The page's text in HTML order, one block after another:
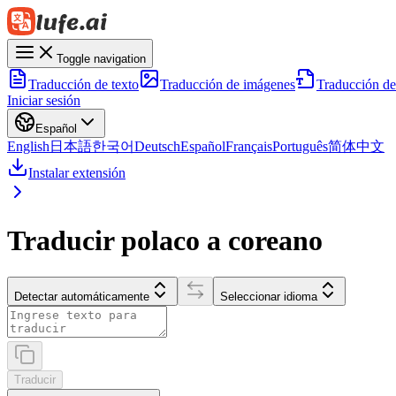
Toggle navigation
Traducción de texto Traducción de imágenes Traducción
Iniciar sesión
Español
English 日本語한국어DeutschEspañolFrançaisPortuguês简体中文
Instalar extensión
Traducir polaco a coreano
Detectar automáticamente Seleccionar idioma
Traducir